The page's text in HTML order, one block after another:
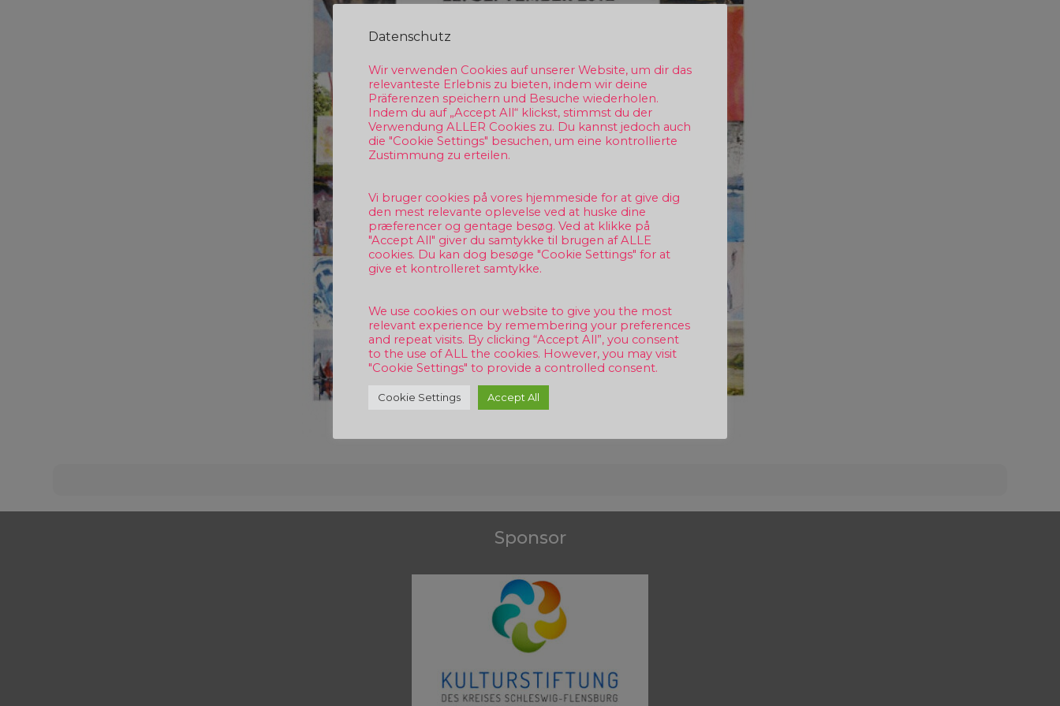
Sponsor
Datenschutz
Wir verwenden Cookies auf unserer Website, um dir das
relevanteste Erlebnis zu bieten, indem wir deine
Präferenzen speichern und Besuche wiederholen.
Indem du auf „Accept All“ klickst, stimmst du der
Verwendung ALLER Cookies zu. Du kannst jedoch auch
die "Cookie Settings" besuchen, um eine kontrollierte
Zustimmung zu erteilen.
Vi bruger cookies på vores hjemmeside for at give dig
den mest relevante oplevelse ved at huske dine
præferencer og gentage besøg. Ved at klikke på
"Accept All" giver du samtykke til brugen af ALLE
cookies. Du kan dog besøge "Cookie Settings" for at
give et kontrolleret samtykke.
We use cookies on our website to give you the most
relevant experience by remembering your preferences
and repeat visits. By clicking “Accept All”, you consent
to the use of ALL the cookies. However, you may visit
"Cookie Settings" to provide a controlled consent.
Cookie Settings Accept All